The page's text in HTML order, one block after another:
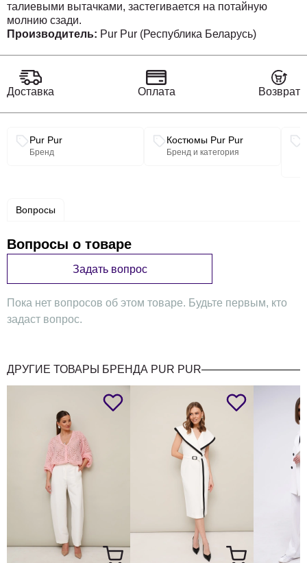
талиевыми вытачками, застегивается на потайную
молнию сзади.
Производитель: Pur Pur (Республика Беларусь)
Доставка Оплата Возврат
Связанные разделы каталога
Pur Pur
Бренд
Костюмы Pur Pur
Бренд и категория
Вопросы
Вопросы о товаре
Задать вопрос
Пока нет вопросов об этом товаре. Будьте первым, кто
задаст вопрос.
ДРУГИЕ ТОВАРЫ БРЕНДА PUR PUR